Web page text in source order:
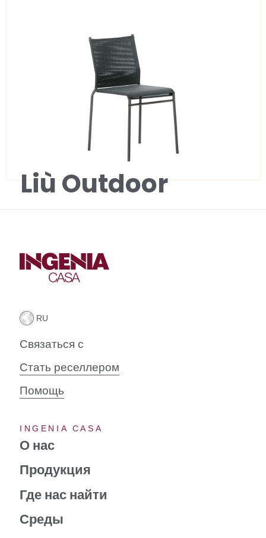
Liù Outdoor
Связаться с
Стать реселлером
Помощь
INGENIA CASA
О нас
Продукция
Где нас найти
Среды